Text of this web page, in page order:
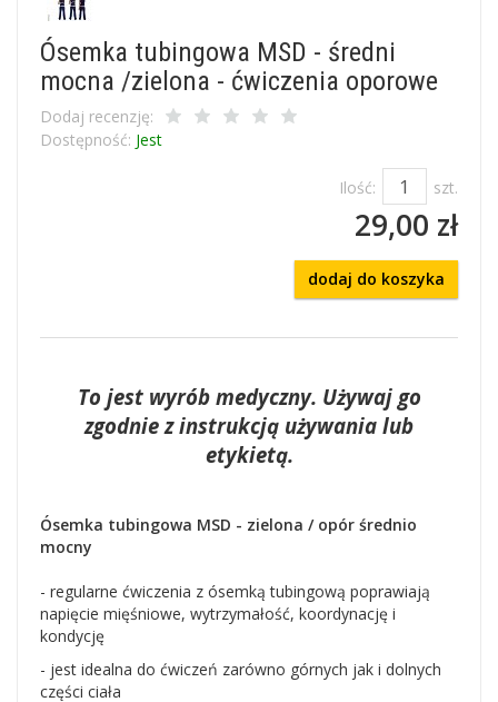
Ósemka tubingowa MSD - średni
mocna /zielona - ćwiczenia oporowe
Dodaj recenzję:
Dostępność: Jest
Ilość: szt.
29,00 zł
dodaj do koszyka
To jest wyrób medyczny. Używaj go
zgodnie z instrukcją używania lub
etykietą.
Ósemka tubingowa MSD - zielona / opór średnio
mocny
- regularne ćwiczenia z ósemką tubingową poprawiają
napięcie mięśniowe, wytrzymałość, koordynację i
kondycję
- jest idealna do ćwiczeń zarówno górnych jak i dolnych
części ciała